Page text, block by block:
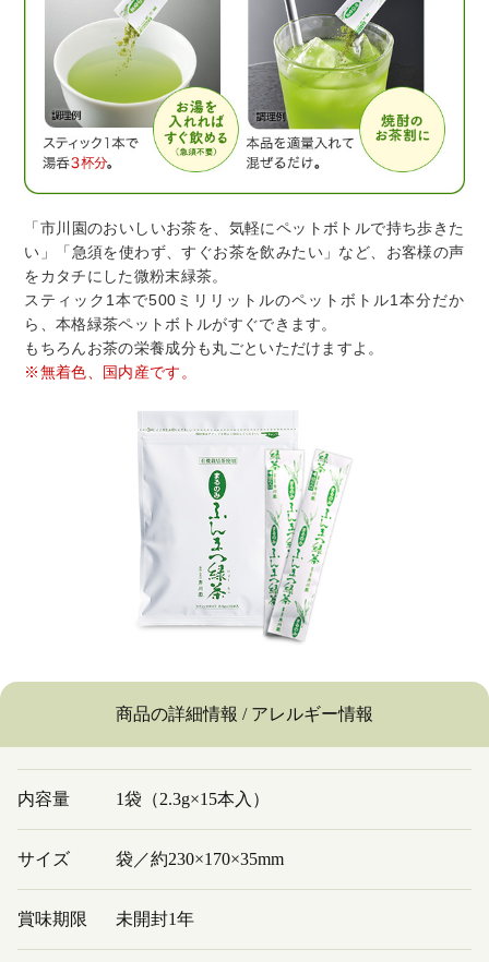
「市川園のおいしいお茶を、気軽にペットボトルで持ち歩きた
い」「急須を使わず、すぐお茶を飲みたい」など、お客様の声
をカタチにした微粉末緑茶。
スティック1本で500ミリリットルのペットボトル1本分だか
ら、本格緑茶ペットボトルがすぐできます。
もちろんお茶の栄養成分も丸ごといただけますよ。
※無着色、国内産です。
商品の詳細情報 / アレルギー情報
内容量 1袋（2.3g×15本入）
サイズ 袋／約230×170×35mm
賞味期限 未開封1年